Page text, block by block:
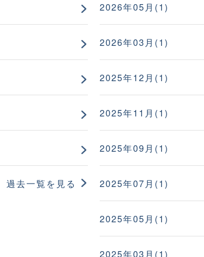
過去一覧を見る
2026年05月(1)
2026年03月(1)
2025年12月(1)
2025年11月(1)
2025年09月(1)
2025年07月(1)
2025年05月(1)
2025年03月(1)